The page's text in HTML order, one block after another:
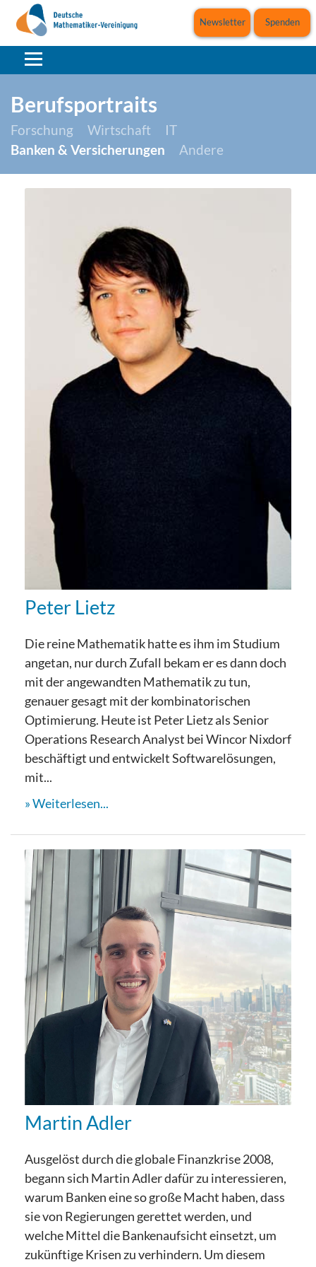
Spenden
Newsletter
Berufsportraits
Forschung Wirtschaft
IT
Banken & Versicherungen
Andere
Peter Lietz
Die reine Mathematik hatte es ihm im Studium
angetan, nur durch Zufall bekam er es dann doch
mit der angewandten Mathematik zu tun,
genauer gesagt mit der kombinatorischen
Optimierung. Heute ist Peter Lietz als Senior
Operations Research Analyst bei Wincor Nixdorf
beschäftigt und entwickelt Softwarelösungen,
mit...
Weiterlesen...
Martin Adler
Ausgelöst durch die globale Finanzkrise 2008,
begann sich Martin Adler dafür zu interessieren,
warum Banken eine so große Macht haben, dass
sie von Regierungen gerettet werden, und
welche Mittel die Bankenaufsicht einsetzt, um
zukünftige Krisen zu verhindern. Um diesem